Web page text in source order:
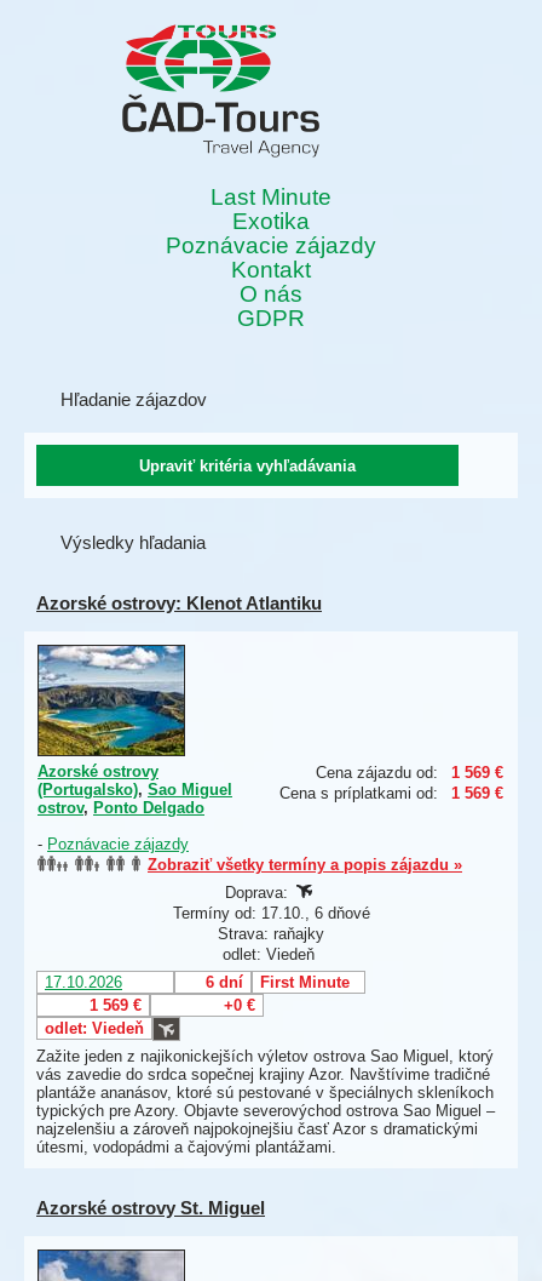
Last Minute
Exotika
Poznávacie zájazdy
Kontakt
O nás
GDPR
Hľadanie zájazdov
Výsledky hľadania
Azorské ostrovy: Klenot Atlantiku
Cena zájazdu od:
1 569 €
Cena s príplatkami od:
1 569 €
Azorské ostrovy
(Portugalsko), Sao Miguel
ostrov, Ponto Delgado
- Poznávacie zájazdy
Zobraziť všetky termíny a popis zájazdu »
Doprava:
Termíny od: 17.10., 6 dňové
Strava: raňajky
odlet: Viedeň
17.10.2026
6 dní
First Minute
1 569 €
+0 €
odlet: Viedeň
Zažite jeden z najikonickejších výletov ostrova Sao Miguel, ktorý
vás zavedie do srdca sopečnej krajiny Azor. Navštívime tradičné
plantáže ananásov, ktoré sú pestované v špeciálnych skleníkoch
typických pre Azory. Objavte severovýchod ostrova Sao Miguel –
najzelenšiu a zároveň najpokojnejšiu časť Azor s dramatickými
útesmi, vodopádmi a čajovými plantážami.
Azorské ostrovy St. Miguel